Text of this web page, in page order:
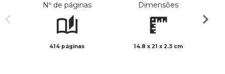
Nº de páginas
414 páginas
Dimensões
14.8 x 21 x 2.3 cm